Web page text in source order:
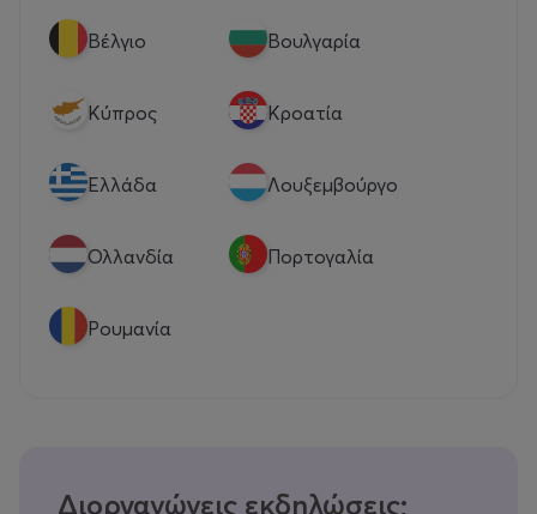
Βέλγιο Βουλγαρία
Κύπρος Κροατία
Eλλάδα Λουξεμβούργο
Ολλανδία Πορτογαλία
Ρουμανία
Διοργανώνεις εκδηλώσεις;